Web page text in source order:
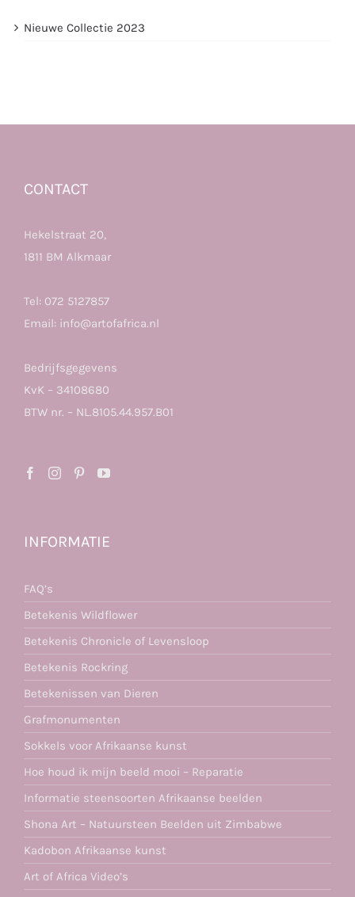
Nieuwe Collectie 2023
CONTACT
Hekelstraat 20,
1811 BM Alkmaar
Tel: 072 5127857
Email: info@artofafrica.nl
Bedrijfsgegevens
KvK – 34108680
BTW nr. – NL.8105.44.957.B01
INFORMATIE
FAQ’s
Betekenis Wildflower
Betekenis Chronicle of Levensloop
Betekenis Rockring
Betekenissen van Dieren
Grafmonumenten
Sokkels voor Afrikaanse kunst
Hoe houd ik mijn beeld mooi – Reparatie
Informatie steensoorten Afrikaanse beelden
Shona Art – Natuursteen Beelden uit Zimbabwe
Kadobon Afrikaanse kunst
Art of Africa Video’s